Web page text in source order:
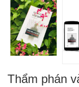
Thẩm phán